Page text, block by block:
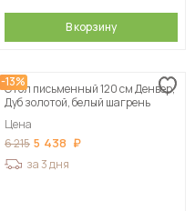
В корзину
-13%
Стол письменный 120 см Денвер,
Дуб золотой, белый шагрень
Цена
6 215 5 438
за 3 дня